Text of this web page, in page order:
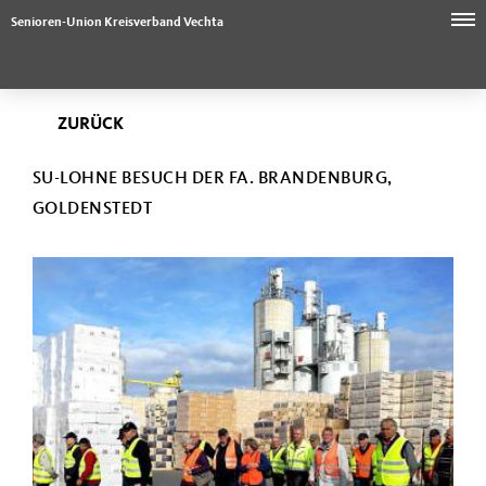
Senioren-Union Kreisverband Vechta
ZURÜCK
SU-LOHNE BESUCH DER FA. BRANDENBURG,
GOLDENSTEDT